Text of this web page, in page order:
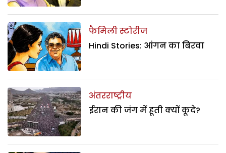
फैमिली स्टोरीज
Hindi Stories: आंगन का बिरवा
अंतरराष्ट्रीय
ईरान की जंग में हूती क्यों कूदे?